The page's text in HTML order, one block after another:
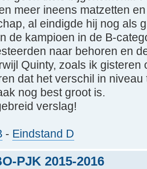
meer ineens matzetten
al eindigde hij nog als
de kampioen in de B-
naar behoren en
Quinty, zoals ik gisteren
dat het verschil in
nog best groot is.
verslag!
- Eindstand D
PJK 2015-2016